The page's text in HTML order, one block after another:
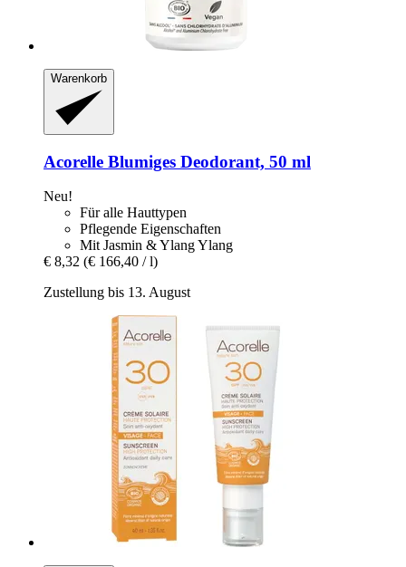
Warenkorb
Acorelle Blumiges Deodorant, 50 ml
Neu!
Für alle Hauttypen
Pflegende Eigenschaften
Mit Jasmin & Ylang Ylang
€ 8,32 (€ 166,40 / l)
Zustellung bis 13. August